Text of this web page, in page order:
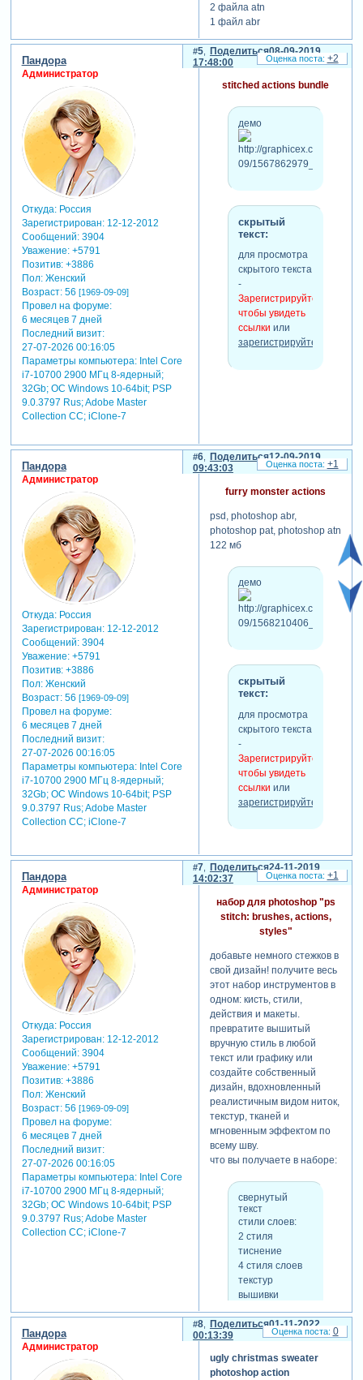
***
2 файла atn
1 файл abr
1 файл asl
файл *.psd
скрытый
текст:
зарегистрируйтесь.
***
Поделиться
5
08-09-2019
17:48:00
Пандора
Администратор
Откуда:Россия
Зарегистрирован: 12-12-2012
Сообщений:3904
Уважение: +5791
Позитив: +3886
Пол:Женский
Возраст:56 [1969-09-09]
Провел на форуме:
6 месяцев 7 дней
Последний визит:
27-07-2026 00:16:05
Параметры компьютера:Intel Core
i7-10700 2900 МГц 8-ядерный;
32Gb; ОС Windows 10-64bit; PSP
9.0.3797 Rus; Adobe Master
Collection СС; iClone-7
stitched actions bundle
демо
скрытый
текст:
для просмотра
скрытого текста
-
Зарегистрируйтесь,
чтобы увидеть
ссылки или
зарегистрируйтесь
+2
Поделиться
6
12-09-2019
09:43:03
Пандора
Администратор
Откуда:Россия
Зарегистрирован: 12-12-2012
Сообщений:3904
Уважение: +5791
Позитив: +3886
Пол:Женский
Возраст:56 [1969-09-09]
Провел на форуме:
6 месяцев 7 дней
Последний визит:
27-07-2026 00:16:05
Параметры компьютера:Intel Core
i7-10700 2900 МГц 8-ядерный;
32Gb; ОС Windows 10-64bit; PSP
9.0.3797 Rus; Adobe Master
Collection СС; iClone-7
furry monster actions
psd, photoshop abr,
photoshop pat, photoshop atn
122 мб
демо
скрытый
текст:
для просмотра
скрытого текста
-
Зарегистрируйтесь,
чтобы увидеть
ссылки или
зарегистрируйтесь
+1
Поделиться
7
24-11-2019
14:02:37
Пандора
Администратор
Откуда:Россия
Зарегистрирован: 12-12-2012
Сообщений:3904
Уважение: +5791
Позитив: +3886
Пол:Женский
Возраст:56 [1969-09-09]
Провел на форуме:
6 месяцев 7 дней
Последний визит:
27-07-2026 00:16:05
Параметры компьютера:Intel Core
i7-10700 2900 МГц 8-ядерный;
32Gb; ОС Windows 10-64bit; PSP
9.0.3797 Rus; Adobe Master
Collection СС; iClone-7
набор для photoshop "ps
stitch: brushes, actions,
styles"
добавьте немного стежков в
свой дизайн! получите весь
этот набор инструментов в
одном: кисть, стили,
действия и макеты.
превратите вышитый
вручную стиль в любой
текст или графику или
создайте собственный
дизайн, вдохновленный
реалистичным видом ниток,
текстур, тканей и
мгновенным эффектом по
всему шву.
что вы получаете в наборе:
свернутый
текст
стили слоев:
2 стиля
тиснение
4 стиля слоев
текстур
вышивки
кисти слоев
предустановленных
цветов текстур
8 кистей для
простых
+1
Поделиться
8
01-11-2022
00:13:39
Пандора
Администратор
ugly christmas sweater
photoshop action
0